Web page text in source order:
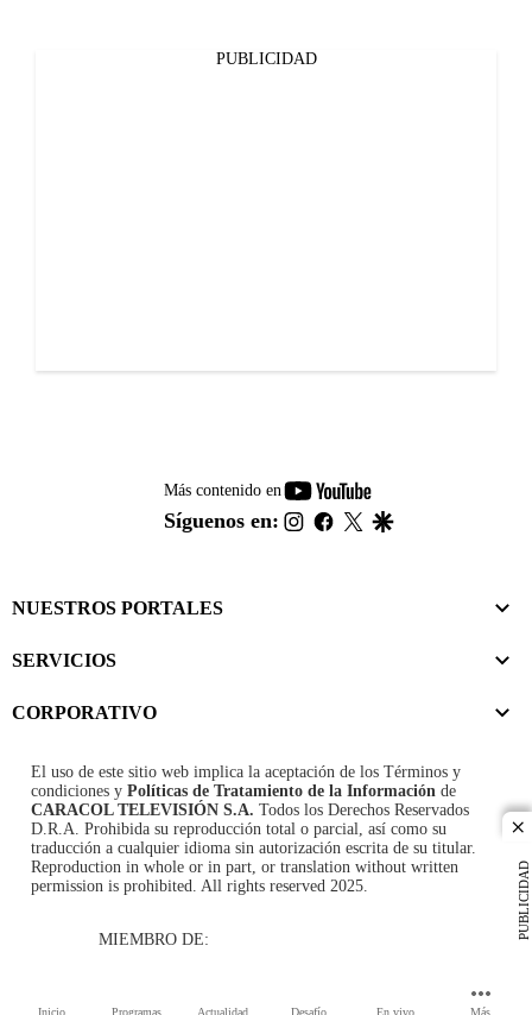
Inicio Programas Actualidad Desafío En vivo Más
PUBLICIDAD
PUBLICIDAD
Más contenido en
youtube-
footer
Síguenos en: instagram
facebook
twitter
NUESTROS PORTALES
SERVICIOS
CORPORATIVO
El uso de este sitio web implica la aceptación de los Términos y
condiciones y Políticas de Tratamiento de la Información de
CARACOL TELEVISIÓN S.A. Todos los Derechos Reservados
D.R.A. Prohibida su reproducción total o parcial, así como su
traducción a cualquier idioma sin autorización escrita de su titular.
Reproduction in whole or in part, or translation without written
permission is prohibited. All rights reserved 2025.
MIEMBRO DE: